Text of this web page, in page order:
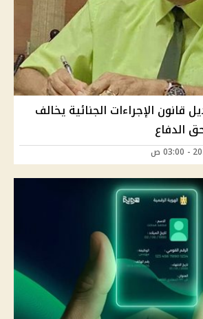
قانون الإجراءات الجنائية يخالف
الدفاع